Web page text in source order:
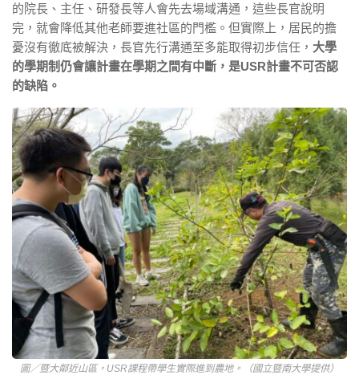
的院長、主任、研發長等人會先去場域溝通，這些長官說明
完，就會降低其他老師要進社區的門檻。但實際上，居民的擔
憂沒有徹底被解決，長官先行溝通至多能取得初步信任， 大學
的學期制仍會讓計畫在學期之間有中斷，是USR計畫不可否認
的缺陷。
圖／暨大鄰近山區，USR課程帶學生實際進到農地。（國立暨南大學提供）